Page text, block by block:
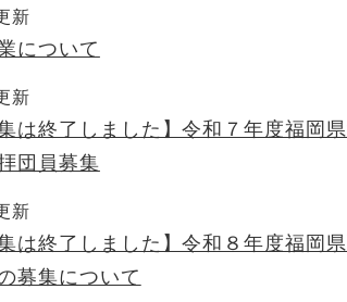
新
について
新
は終了しました】令和７年度福岡
団員募集
新
は終了しました】令和８年度福岡
募集について